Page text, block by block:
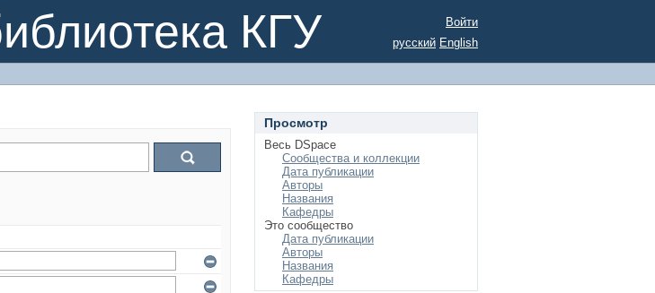
КГУ
Войти
русский English
Просмотр
Весь DSpace
Сообщества и коллекции
Дата публикации
Авторы
Названия
Кафедры
Это сообщество
Дата публикации
Авторы
Названия
Кафедры